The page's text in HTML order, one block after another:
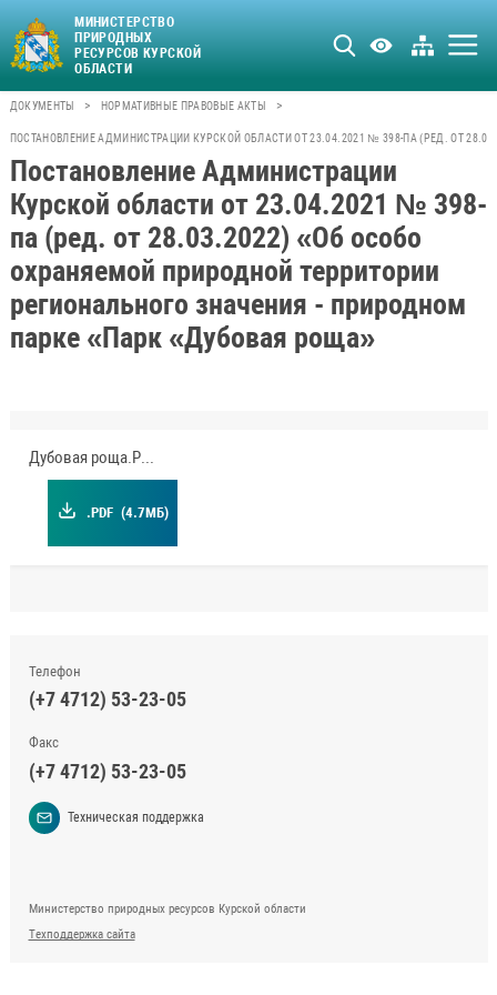
МИНИСТЕРСТВО
ПРИРОДНЫХ
РЕСУРСОВ КУРСКОЙ
ОБЛАСТИ
ДОКУМЕНТЫ > НОРМАТИВНЫЕ ПРАВОВЫЕ АКТЫ >
ПОСТАНОВЛЕНИЕ АДМИНИСТРАЦИИ КУРСКОЙ ОБЛАСТИ ОТ 23.04.2021 № 398-ПА (РЕД. ОТ
Постановление Администрации
Курской области от 23.04.2021 № 398-
па (ред. от 28.03.2022) «Об особо
охраняемой природной территории
регионального значения - природном
парке «Парк «Дубовая роща»
Дубовая роща.PDF
.PDF (4.7МБ)
Телефон
(+7 4712) 53-23-05
Факс
(+7 4712) 53-23-05
Техническая поддержка
Министерство природных ресурсов Курской области
Техподдержка сайта